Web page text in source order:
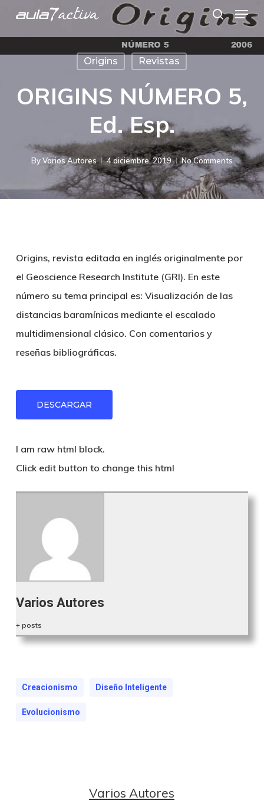
search
Menu
Origins Revistas
ORIGINS NÚMERO 5,
Ed. Esp.
ByVarios Autores 4 diciembre, 2019 No Comments
Origins, revista editada en inglés originalmente por
el Geoscience Research Institute (GRI). En este
número su tema principal es: Visualización de las
distancias baramínicas mediante el escalado
multidimensional clásico. Con comentarios y
reseñas bibliográficas.
DESCARGAR
I am raw html block.
Click edit button to change this html
Varios Autores
+ posts
Creacionismo Diseño Inteligente
Evolucionismo
Varios Autores